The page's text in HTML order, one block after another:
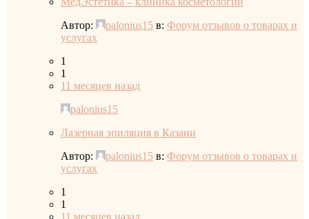
Автор:
palonius15 в: Форум отзывов о товарах и
услугах
1
1
11 месяцев назад
palonius15
Лазерная эпиляция в Казани
Автор:
palonius15 в: Форум отзывов о товарах и
услугах
1
1
11 месяцев назад